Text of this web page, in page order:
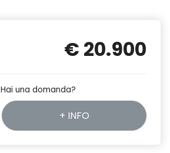
€ 20.900
Hai una domanda?
+ INFO